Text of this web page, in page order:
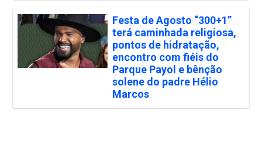
Festa de Agosto “300+1”
terá caminhada religiosa,
pontos de hidratação,
encontro com fiéis do
Parque Payol e bênção
solene do padre Hélio
Marcos